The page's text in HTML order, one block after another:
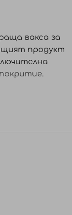
вакса за
продукт
и кашмир.